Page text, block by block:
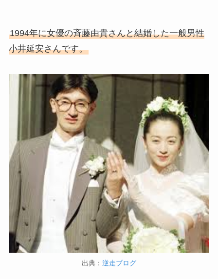
1994年に女優の斉藤由貴さんと結婚した一般男性
小井延安さんです。
出典： 逆走ブログ